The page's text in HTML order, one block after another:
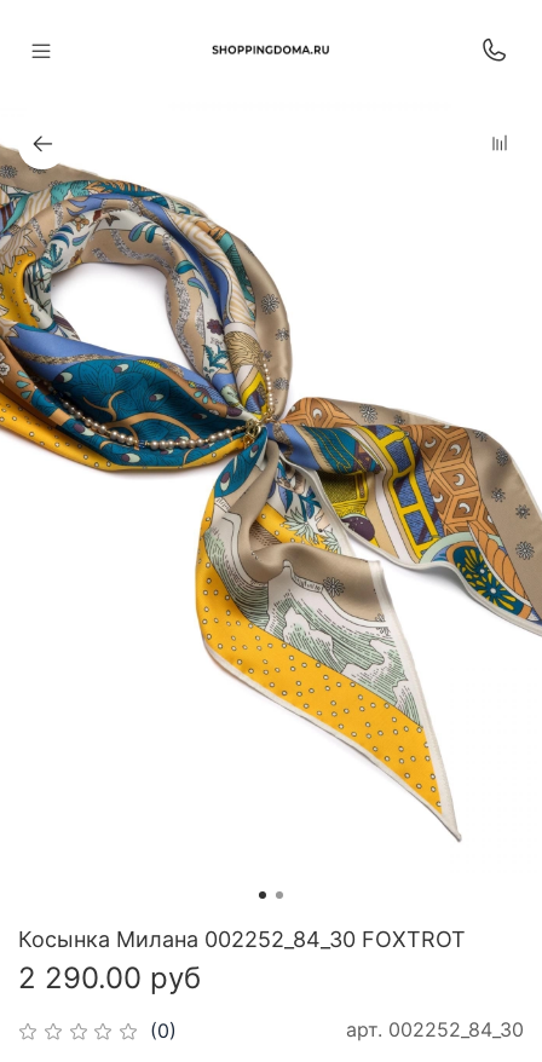
(0) арт. 002252_84_30
Косынка Милана 002252_84_30 FOXTROT
2 290.00 руб